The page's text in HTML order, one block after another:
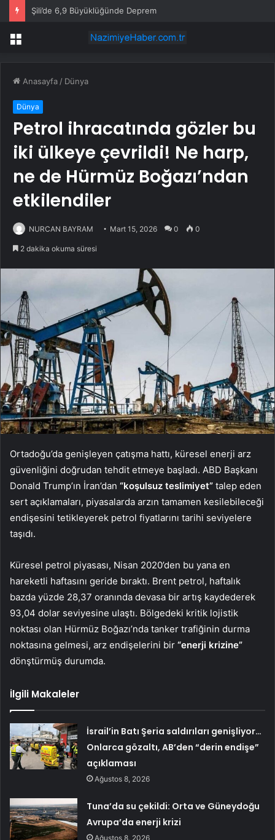
Şili’de 6,9 Büyüklüğünde Deprem
Menü
Anasayfa / Dünya
Dünya
Petrol ihracatında gözler bu
iki ülkeye çevrildi! Ne harp,
ne de Hürmüz Boğazı’ndan
etkilendiler
NURCAN BAYRAM Mart 15, 2026 0 0
2 dakika okuma süresi
Ortadoğu’da genişleyen çatışma hattı, küresel enerji arz
güvenliğini doğrudan tehdit etmeye başladı. ABD Başkanı
Donald Trump’ın İran’dan “koşulsuz teslimiyet” talep eden
sert açıklamaları, piyasalarda arzın tamamen kesilebileceği
endişesini tetikleyerek petrol fiyatlarını tarihi seviyelere
taşıdı.
Küresel petrol piyasası, Nisan 2020’den bu yana en
hareketli haftasını geride bıraktı. Brent petrol, haftalık
bazda yüzde 28,37 oranında devasa bir artış kaydederek
93,04 dolar seviyesine ulaştı. Bölgedeki kritik lojistik
noktası olan Hürmüz Boğazı’nda tanker trafiğinin durma
noktasına gelmesi, arz endişelerini bir “enerji krizine”
dönştürmüş durumda.
İlgili Makaleler
İsrail’in Batı Şeria saldırıları genişliyor…
Onlarca gözaltı, AB’den “derin endişe”
açıklaması
Ağustos 8, 2026
Tuna’da su çekildi: Orta ve Güneydoğu
Avrupa’da enerji krizi
Ağustos 8, 2026